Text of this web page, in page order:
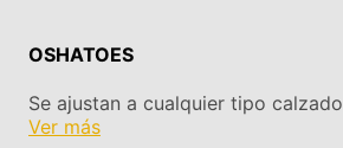
OSHATOES
Se ajustan a cualquier tipo calzado
Ver más